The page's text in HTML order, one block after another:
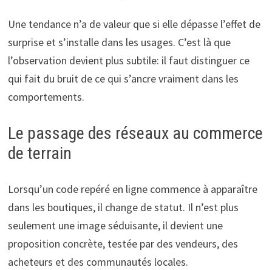
Une tendance n’a de valeur que si elle dépasse l’effet de
surprise et s’installe dans les usages. C’est là que
l’observation devient plus subtile: il faut distinguer ce
qui fait du bruit de ce qui s’ancre vraiment dans les
comportements.
Le passage des réseaux au commerce
de terrain
Lorsqu’un code repéré en ligne commence à apparaître
dans les boutiques, il change de statut. Il n’est plus
seulement une image séduisante, il devient une
proposition concrète, testée par des vendeurs, des
acheteurs et des communautés locales.